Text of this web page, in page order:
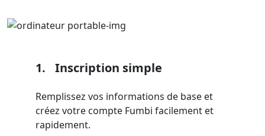
1. Inscription simple
Remplissez vos informations de base et
créez votre compte Fumbi facilement et
rapidement.